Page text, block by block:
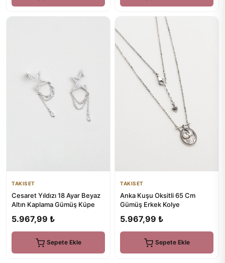
TAKISET
Cesaret Yıldızı 18 Ayar Beyaz
Altın Kaplama Gümüş Küpe
5.967,99 ₺
Sepete Ekle
TAKISET
Anka Kuşu Oksitli 65 Cm
Gümüş Erkek Kolye
5.967,99 ₺
Sepete Ekle